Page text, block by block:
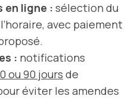
en ligne : sélection du
avec paiement
: notifications
ou 90 jours de
éviter les amendes